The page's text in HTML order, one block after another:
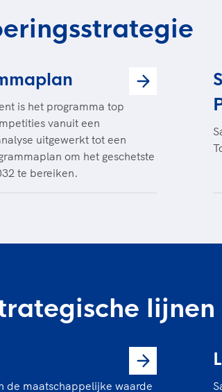
is het programma top
vanuit een
uitgewerkt tot een
om het geschetste
te bereiken.
lijnen
de maatschappelijke waarde